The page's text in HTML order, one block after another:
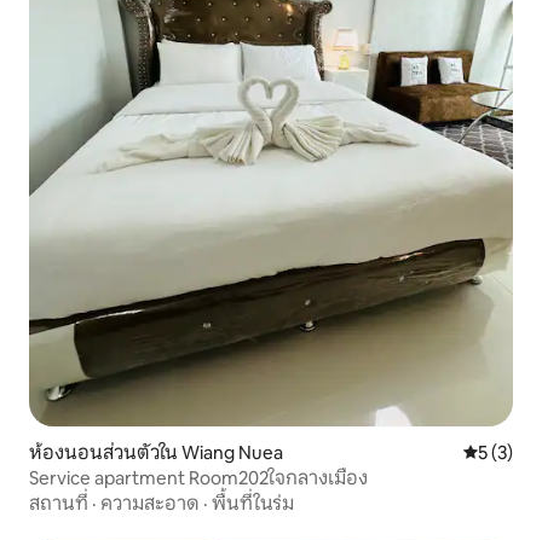
ห้องนอนส่วนตัวใน Wiang Nuea คะแนนเฉ
5 (3)
Service apartment Room202ใจกลางเมือง
สถานที่ · ความสะอาด · พื้นที่ในร่ม